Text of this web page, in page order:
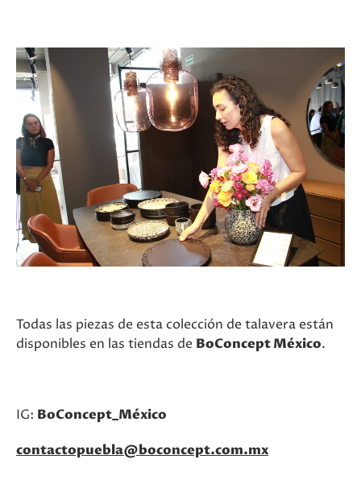
Todas las piezas de esta colección de talavera están
disponibles en las tiendas de BoConcept México.
IG: BoConcept_México
contactopuebla@boconcept.com.mx